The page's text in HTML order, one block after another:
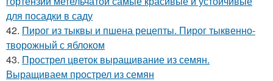
для посадки в саду
42. Пирог из тыквы и пшена рецепты. Пирог тыквенно-
творожный с яблоком
43. Прострел цветок выращивание из семян.
Выращиваем прострел из семян